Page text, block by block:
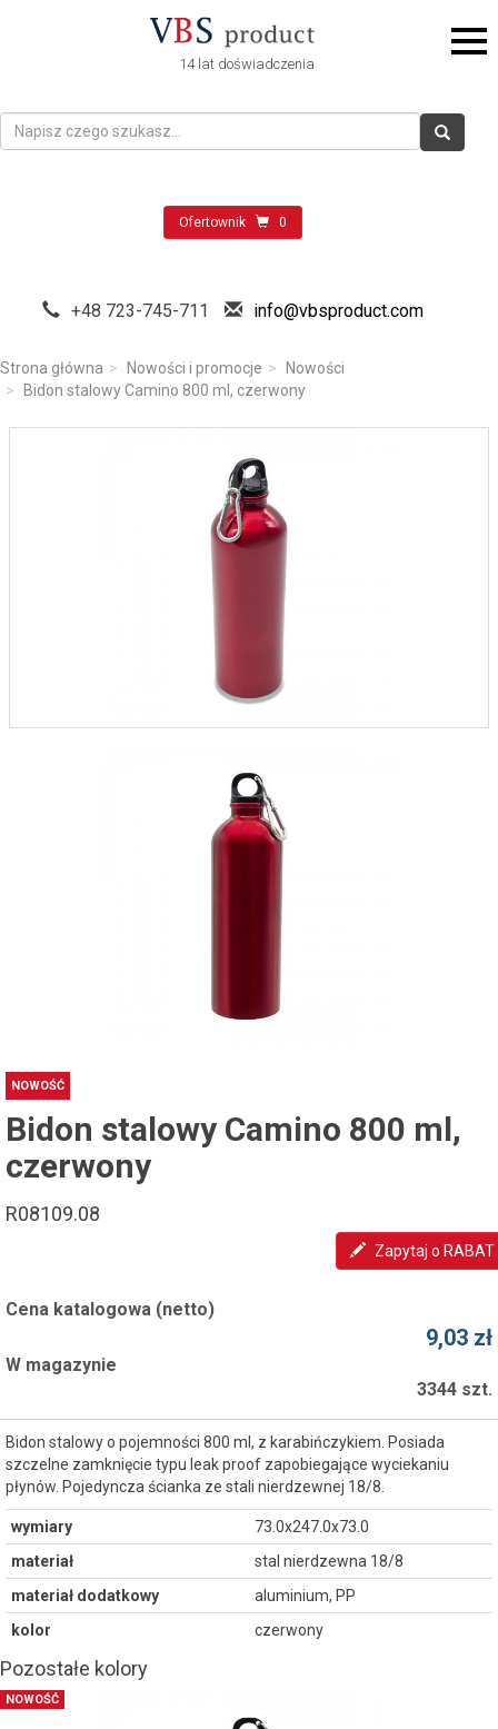
14 lat doświadczenia
Ofertownik 0
+48 723-745-711 info@vbsproduct.com
Strona główna Nowości i promocje
Nowości
Bidon stalowy Camino 800 ml, czerwony
NOWOŚĆ
Bidon stalowy Camino 800 ml,
czerwony
R08109.08
Zapytaj o RABAT
Cena katalogowa (netto)
9,03 zł
W magazynie
3344 szt.
Bidon stalowy o pojemności 800 ml, z karabińczykiem. Posiada
szczelne zamknięcie typu leak proof zapobiegające wyciekaniu
płynów. Pojedyncza ścianka ze stali nierdzewnej 18/8.
wymiary
73.0x247.0x73.0
materiał
stal nierdzewna 18/8
materiał dodatkowy
aluminium, PP
kolor
czerwony
Pozostałe kolory
NOWOŚĆ